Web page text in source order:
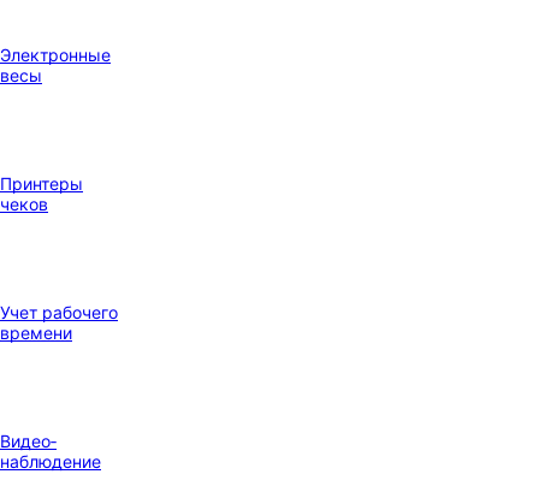
Электронные
весы
Принтеры
чеков
Учет рабочего
времени
Видео‑
наблюдение